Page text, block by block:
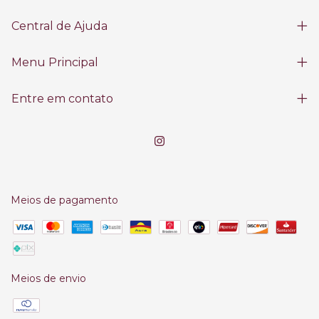
Central de Ajuda
Menu Principal
Entre em contato
Meios de pagamento
Meios de envio